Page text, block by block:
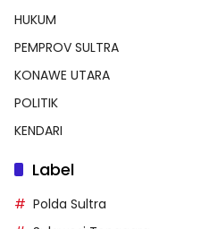
HUKUM
PEMPROV SULTRA
KONAWE UTARA
POLITIK
KENDARI
Label
Polda Sultra